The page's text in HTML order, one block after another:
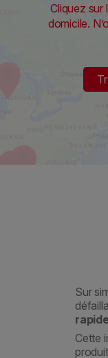
Cliquez sur
domicile.
Sur
Cette